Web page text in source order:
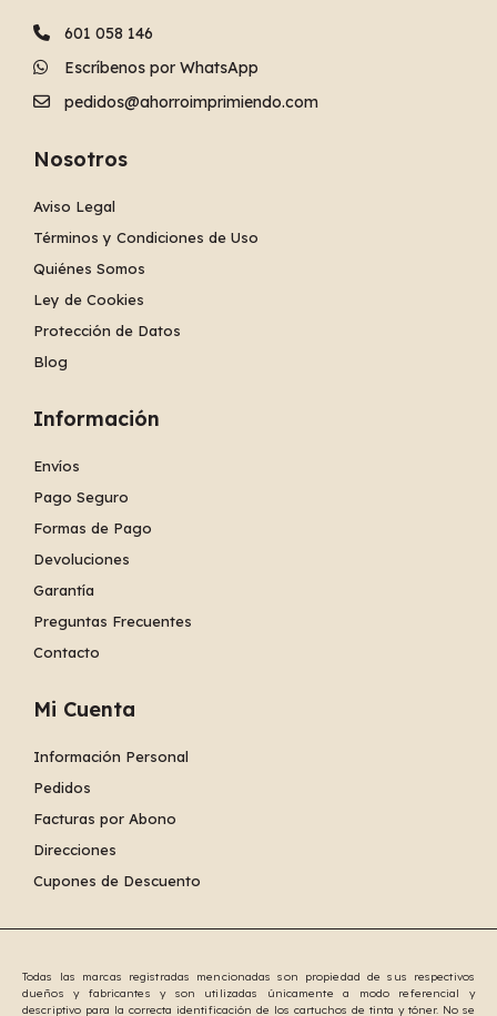
601 058 146
Escríbenos por WhatsApp
pedidos@ahorroimprimiendo.com
Nosotros
Aviso Legal
Términos y Condiciones de Uso
Quiénes Somos
Ley de Cookies
Protección de Datos
Blog
Información
Envíos
Pago Seguro
Formas de Pago
Devoluciones
Garantía
Preguntas Frecuentes
Contacto
Mi Cuenta
Información Personal
Pedidos
Facturas por Abono
Direcciones
Cupones de Descuento
Todas las marcas registradas mencionadas son propiedad de sus respectivos
dueños y fabricantes y son utilizadas únicamente a modo referencial y
descriptivo para la correcta identificación de los cartuchos de tinta y tóner. No se